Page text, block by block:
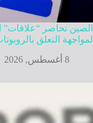
الصين تحاصر “علاقات”
لمواجهة التعلق
8 أغسطس, 2026